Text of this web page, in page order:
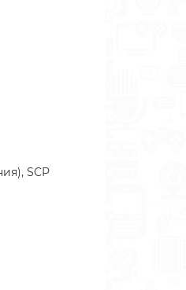
SCP